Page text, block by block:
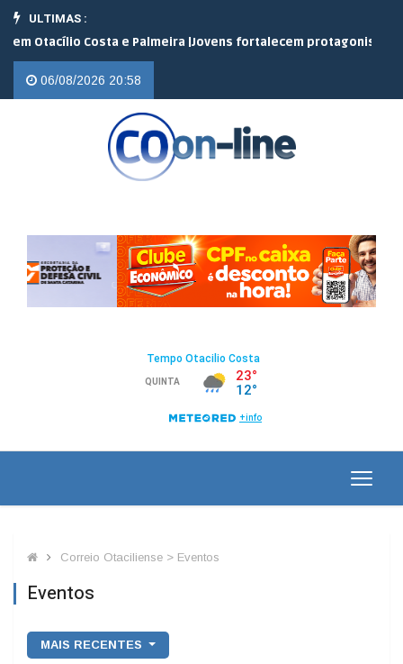
ULTIMAS :
Costa e Palmeira |Jovens fortalecem protagonismo no campo em
06/08/2026 20:58
Correio Otaciliense > Eventos
Eventos
MAIS RECENTES